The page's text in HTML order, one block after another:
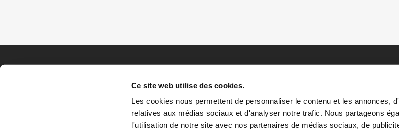
Ce site web utilise des cookies.
Les cookies nous permettent de personnaliser le contenu et les annonces,
relatives aux médias sociaux et d'analyser notre trafic. Nous partageons
l'utilisation de notre site avec nos partenaires de médias sociaux, de
HOME HISTOIRES